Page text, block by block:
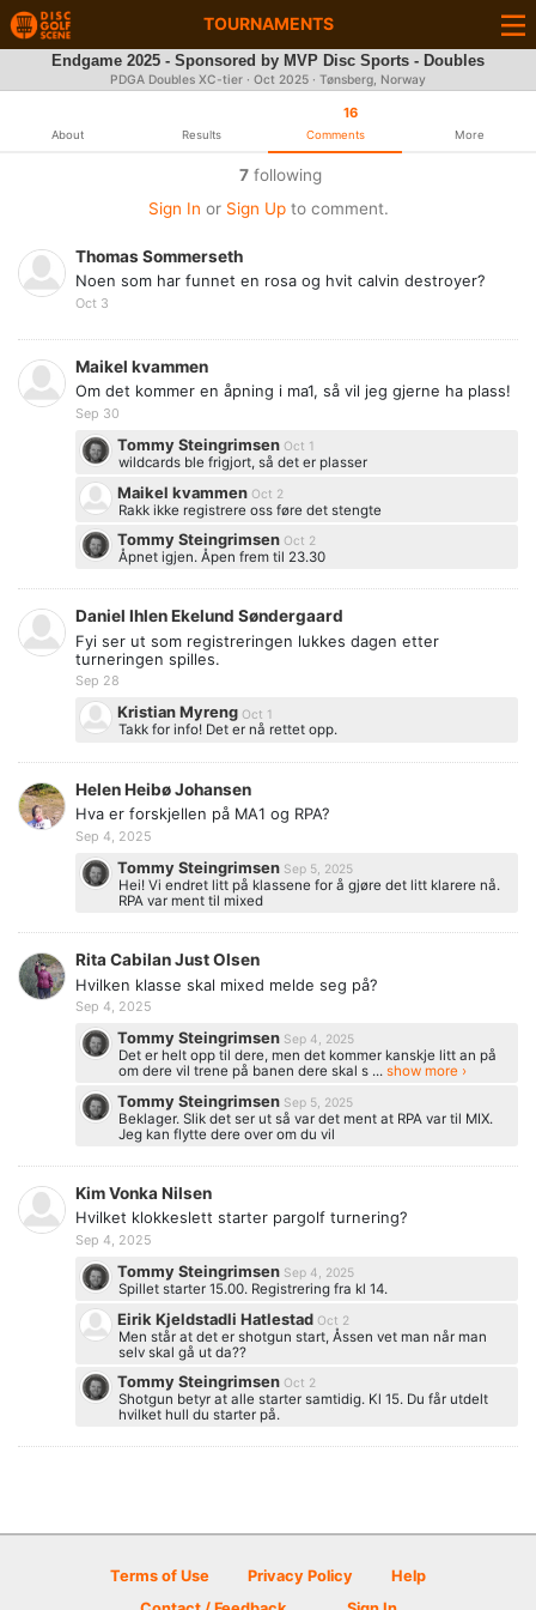
TOURNAMENTS
Endgame 2025 - Sponsored by MVP Disc Sports - Doubles
PDGA Doubles XC-tier · Oct 2025 · Tønsberg, Norway
About Results
16
Comments More
7 following
Sign In or Sign Upto comment.
Thomas Sommerseth
Noen som har funnet en rosa og hvit calvin destroyer?
Oct 3
Maikel kvammen
Om det kommer en åpning i ma1, så vil jeg gjerne ha plass!
Sep 30
Tommy Steingrimsen Oct 1
wildcards ble frigjort, så det er plasser
Maikel kvammen Oct 2
Rakk ikke registrere oss føre det stengte
Tommy Steingrimsen Oct 2
Åpnet igjen. Åpen frem til 23.30
Daniel Ihlen Ekelund Søndergaard
Fyi ser ut som registreringen lukkes dagen etter
turneringen spilles.
Sep 28
Kristian Myreng Oct 1
Takk for info! Det er nå rettet opp.
Helen Heibø Johansen
Hva er forskjellen på MA1 og RPA?
Sep 4, 2025
Tommy Steingrimsen Sep 5, 2025
Hei! Vi endret litt på klassene for å gjøre det litt klarere nå.
RPA var ment til mixed
Rita Cabilan Just Olsen
Hvilken klasse skal mixed melde seg på?
Sep 4, 2025
Tommy Steingrimsen Sep 4, 2025
Det er helt opp til dere, men det kommer kanskje litt an på
om dere vil trene på banen dere skal s ... show more ›
Tommy Steingrimsen Sep 5, 2025
Beklager. Slik det ser ut så var det ment at RPA var til MIX.
Jeg kan flytte dere over om du vil
Kim Vonka Nilsen
Hvilket klokkeslett starter pargolf turnering?
Sep 4, 2025
Tommy Steingrimsen Sep 4, 2025
Spillet starter 15.00. Registrering fra kl 14.
Eirik Kjeldstadli Hatlestad Oct 2
Men står at det er shotgun start, Åssen vet man når man
selv skal gå ut da??
Tommy Steingrimsen Oct 2
Shotgun betyr at alle starter samtidig. Kl 15. Du får utdelt
hvilket hull du starter på.
Terms of Use Privacy Policy
Help